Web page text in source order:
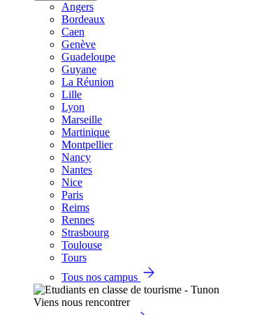
Angers
Bordeaux
Caen
Genève
Guadeloupe
Guyane
La Réunion
Lille
Lyon
Marseille
Martinique
Montpellier
Nancy
Nantes
Nice
Paris
Reims
Rennes
Strasbourg
Toulouse
Tours
Tous nos campus
Viens nous rencontrer